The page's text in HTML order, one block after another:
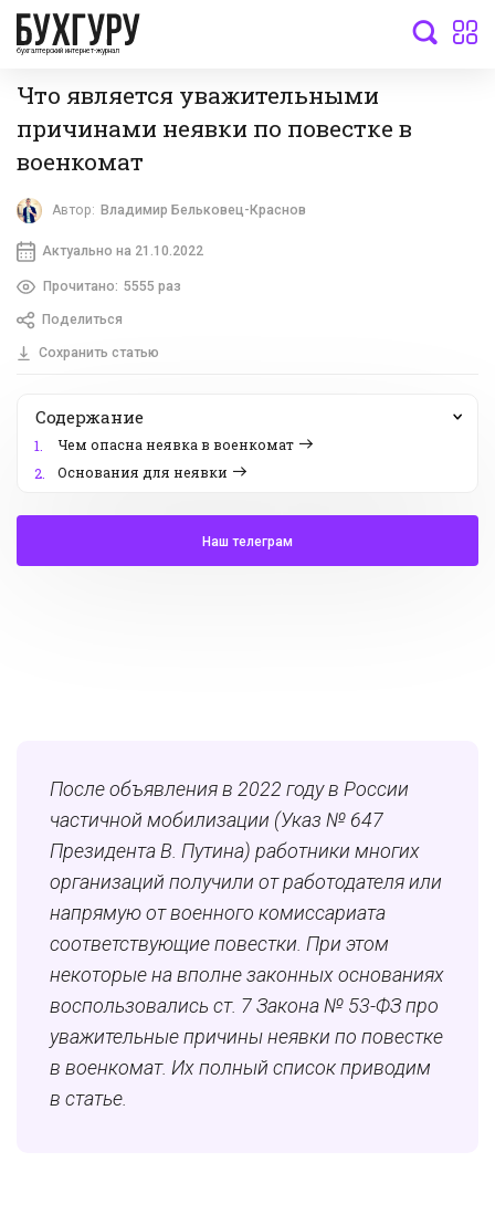
бухгалтерский интернет-журнал
Что является уважительными
причинами неявки по повестке в
военкомат
Автор: Владимир Бельковец-Краснов
Актуально на 21.10.2022
Прочитано: 5555 раз
Поделиться
Сохранить статью
Содержание
1.
Чем опасна неявка в военкомат
2.
Основания для неявки
Наш телеграм
После объявления в 2022 году в России
частичной мобилизации (Указ № 647
Президента В. Путина) работники многих
организаций получили от работодателя или
напрямую от военного комиссариата
соответствующие повестки. При этом
некоторые на вполне законных основаниях
воспользовались ст. 7 Закона № 53-ФЗ про
уважительные причины неявки по повестке
в военкомат. Их полный список приводим
в статье.